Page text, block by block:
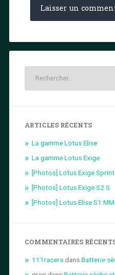
ARTICLES RÉCENTS
La gamme Lotus Elise
La gamme Lotus Exige
[Photos] Lotus Exige Sprint
[Photos] Lotus Exige S2 S
[Photos] Lotus Elise S1
COMMENTAIRES
111racersdansBatterie